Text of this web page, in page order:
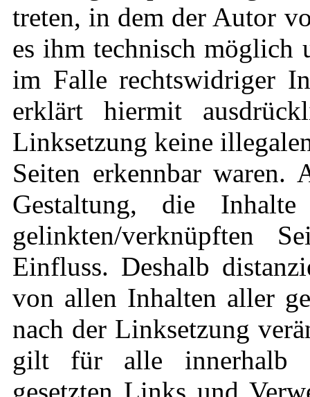
treten, in dem der Autor
es ihm technisch möglich
im Falle rechtswidriger
erklärt hiermit
Linksetzung keine
Seiten erkennbar
Gestaltung, die
gelinkten/verknüpften
Einfluss. Deshalb
von allen Inhalten aller
nach der Linksetzung
gilt für alle innerhalb